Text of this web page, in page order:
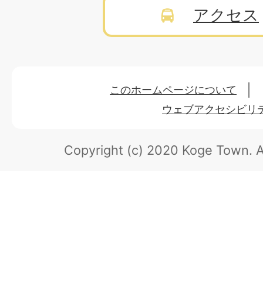
アクセス
このホームページについて
ウェブアクセシビリ
Copyright (c) 2020 Koge Town.